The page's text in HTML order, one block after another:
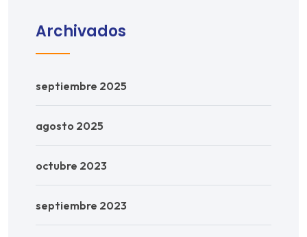
Archivados
septiembre 2025
agosto 2025
octubre 2023
septiembre 2023